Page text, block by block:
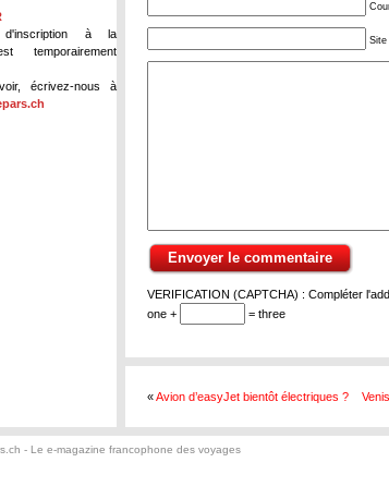
à la
temporairement
écrivez-nous à
Site
VERIFICATION (CAPTCHA) : Compléter
one +
= three
«Avion d’easyJet bientôt électriques ?
- Le e-magazine francophone des voyages